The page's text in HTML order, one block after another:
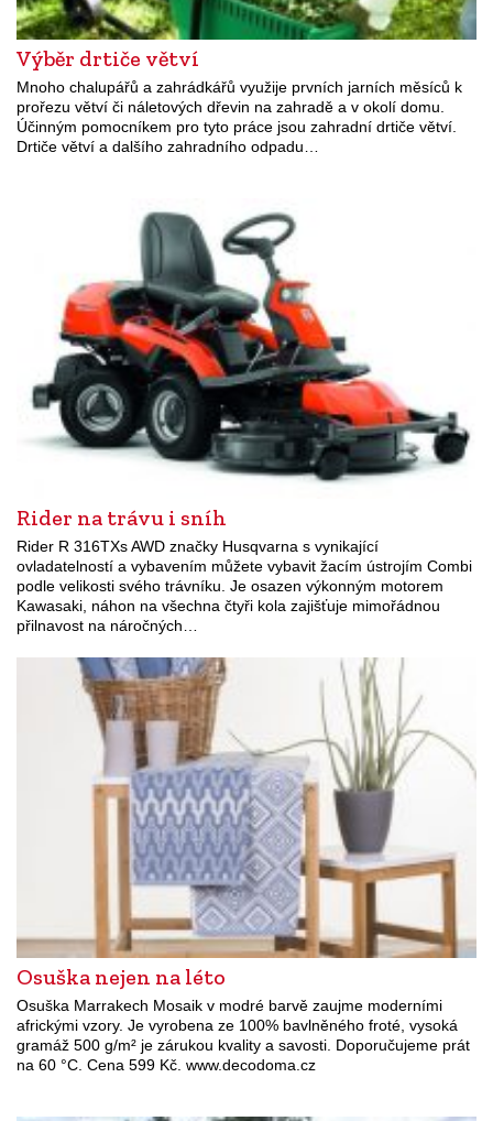
Výběr drtiče větví
Mnoho chalupářů a zahrádkářů využije prvních jarních měsíců k
prořezu větví či náletových dřevin na zahradě a v okolí domu.
Účinným pomocníkem pro tyto práce jsou zahradní drtiče větví.
Drtiče větví a dalšího zahradního odpadu…
Rider na trávu i sníh
Rider R 316TXs AWD značky Husqvarna s vynikající
ovladatelností a vybavením můžete vybavit žacím ústrojím Combi
podle velikosti svého trávníku. Je osazen výkonným motorem
Kawasaki, náhon na všechna čtyři kola zajišťuje mimořádnou
přilnavost na náročných…
Osuška nejen na léto
Osuška Marrakech Mosaik v modré barvě zaujme moderními
africkými vzory. Je vyrobena ze 100% bavlněného froté, vysoká
gramáž 500 g/m² je zárukou kvality a savosti. Doporučujeme prát
na 60 °C. Cena 599 Kč. www.decodoma.cz